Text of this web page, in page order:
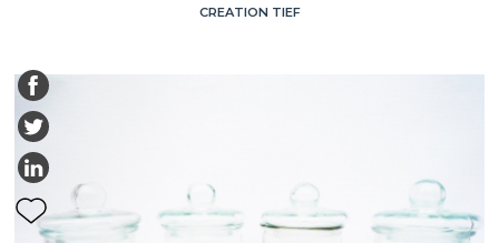
CREATION TIEF